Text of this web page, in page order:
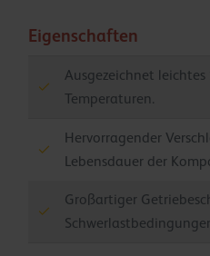
Eigenschaften
Ausgezeichnet
Temperaturen.
Hervorragender
Lebensdauer der
Großartiger